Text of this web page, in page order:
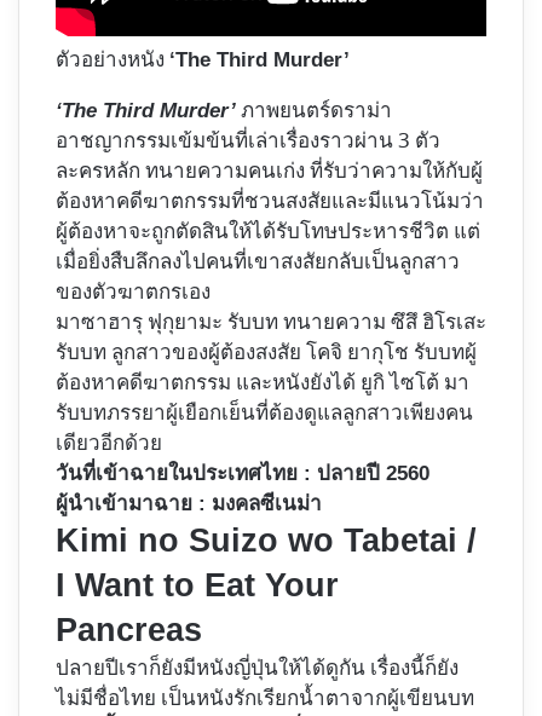
ตัวอย่างหนัง ‘The Third Murder’
‘The Third Murder’ ภาพยนตร์ดราม่า
อาชญากรรมเข้มข้นที่เล่าเรื่องราวผ่าน 3 ตัว
ละครหลัก ทนายความคนเก่ง ที่รับว่าความให้กับผู้
ต้องหาคดีฆาตกรรมที่ชวนสงสัยและมีแนวโน้มว่า
ผู้ต้องหาจะถูกตัดสินให้ได้รับโทษประหารชีวิต แต่
เมื่อยิ่งสืบลึกลงไปคนที่เขาสงสัยกลับเป็นลูกสาว
ของตัวฆาตกรเอง
มาซาฮารุ ฟุกุยามะ รับบท ทนายความ ซึสึ ฮิโรเสะ
รับบท ลูกสาวของผู้ต้องสงสัย โคจิ ยากุโช รับบทผู้
ต้องหาคดีฆาตกรรม และหนังยังได้ ยูกิ ไซโต้ มา
รับบทภรรยาผู้เยือกเย็นที่ต้องดูแลลูกสาวเพียงคน
เดียวอีกด้วย
วันที่เข้าฉายในประเทศไทย : ปลายปี 2560
ผู้นำเข้ามาฉาย : มงคลซีเนม่า
Kimi no Suizo wo Tabetai /
I Want to Eat Your
Pancreas
ปลายปีเราก็ยังมีหนังญี่ปุ่นให้ได้ดูกัน เรื่องนี้ก็ยัง
ไม่มีชื่อไทย เป็นหนังรักเรียกน้ำตาจากผู้เขียนบท